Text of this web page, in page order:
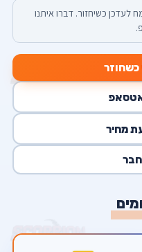
לעדכן כשיחזור. דברו איתנו
כשחוזר
מחיר